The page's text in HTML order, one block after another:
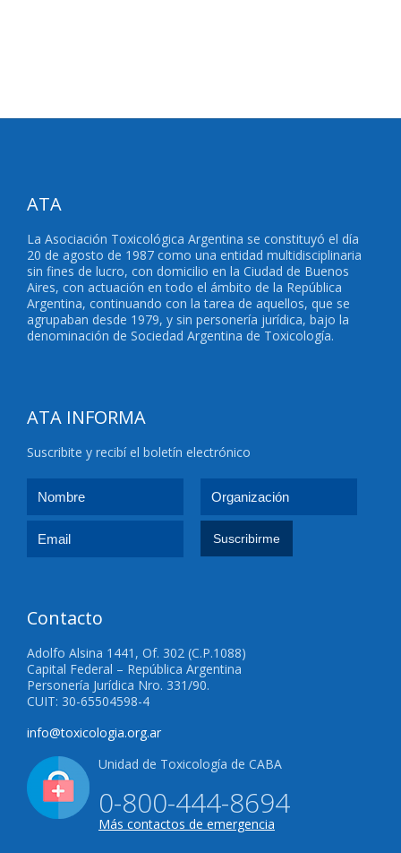
ATA
La Asociación Toxicológica Argentina se constituyó el día
20 de agosto de 1987 como una entidad multidisciplinaria
sin fines de lucro, con domicilio en la Ciudad de Buenos
Aires, con actuación en todo el ámbito de la República
Argentina, continuando con la tarea de aquellos, que se
agrupaban desde 1979, y sin personería jurídica, bajo la
denominación de Sociedad Argentina de Toxicología.
ATA INFORMA
Suscribite y recibí el boletín electrónico
Contacto
Adolfo Alsina 1441, Of. 302 (C.P.1088)
Capital Federal – República Argentina
Personería Jurídica Nro. 331/90.
CUIT: 30-65504598-4
info@toxicologia.org.ar
Unidad de Toxicología de CABA
0-800-444-8694
Más contactos de emergencia